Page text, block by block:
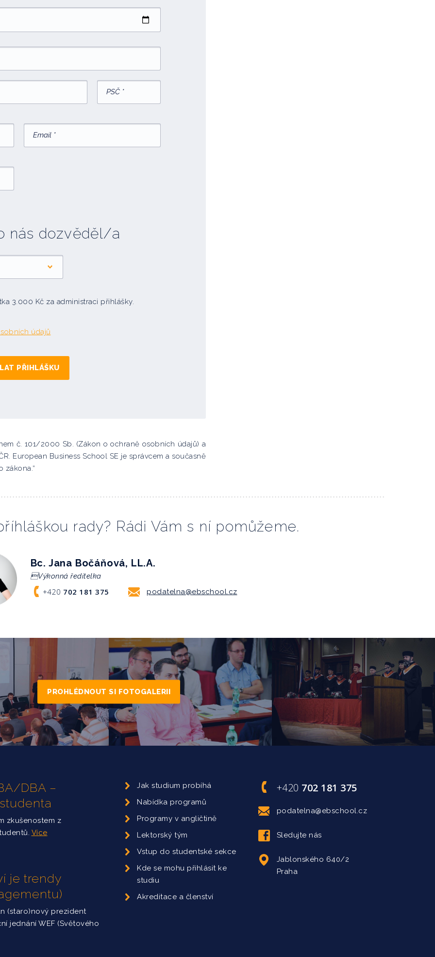
nás dozvěděl/a
3.000 Kč za administraci přihlášky.
údajů
č. 101/2000 Sb. (Zákon o ochraně osobních údajů) a
European Business School SE je správcem a současně
zákona.“
rady? Rádi Vám s ní pomůžeme.
Bc. Jana Bočáňová, LL.A.
Výkonná ředitelka
+420 702 181 375 podatelna@ebschool.cz
PROHLÉDNOUT SI FOTOGALERII
DBA –
zkušenostem z
Více
je trendy
(staro)nový prezident
jednání WEF (Světového
Jak studium probíhá
Nabídka programů
Programy v angličtině
Lektorský tým
Vstup do studentské sekce
Kde se mohu přihlásit ke
studiu
Akreditace a členství
+420 702 181 375
podatelna@ebschool.cz
Sledujte nás
Jablonského 640/2
Praha